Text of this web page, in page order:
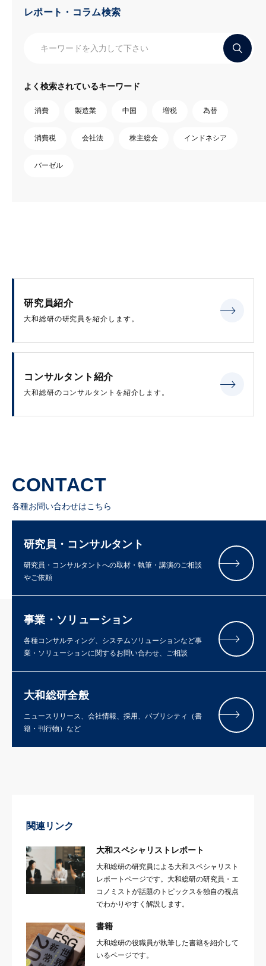
レポート・コラム検索
よく検索されているキーワード
消費 製造業 中国 増税 為替
消費税 会社法 株主総会 インドネシア
バーゼル
研究員紹介
大和総研の研究員を紹介します。
コンサルタント紹介
大和総研のコンサルタントを紹介します。
CONTACT
各種お問い合わせはこちら
研究員・コンサルタント
研究員・コンサルタントへの取材・執筆・講演のご相談
やご依頼
事業・ソリューション
各種コンサルティング、システムソリューションなど事
業・ソリューションに関するお問い合わせ、ご相談
大和総研全般
ニュースリリース、会社情報、採用、パブリシティ（書
籍・刊行物）など
関連リンク
大和スペシャリストレポート
大和総研の研究員による大和スペシャリスト
レポートページです。大和総研の研究員・エ
コノミストが話題のトピックスを独自の視点
でわかりやすく解説します。
書籍
大和総研の役職員が執筆した書籍を紹介して
いるページです。